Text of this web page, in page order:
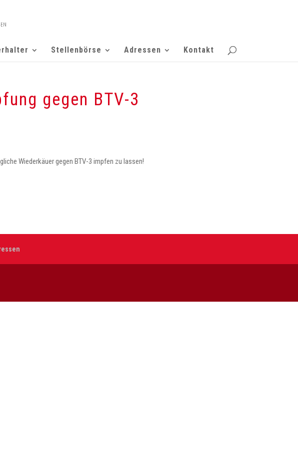
Stellenbörse Adressen Kontakt
gegen BTV-3
Wiederkäuer gegen BTV-3 impfen zu lassen!